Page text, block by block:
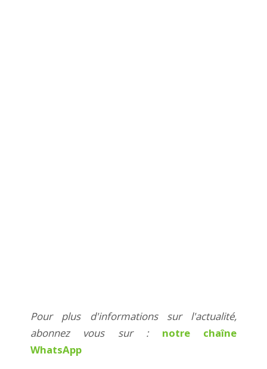
Pour plus d'informations sur l'actualité,
abonnez vous sur : notre chaîne
WhatsApp